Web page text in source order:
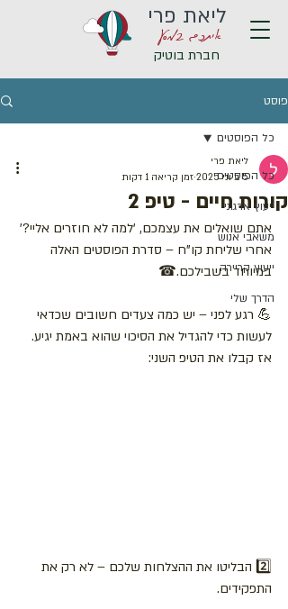
איתכם במסע
ליאת פרי
חברת בוטיק
פוסט
כל הפוסטים
ייעוץ ארגוני
משאבי אנוש
ייעוץ קריירה
הדרך שלי
כל הפוסטים
קורות חיים - טיפ 2
ליאת פרי
5 ביוני 2025
זמן קריאה 1 דקות
אתם שואלים את עצמכם, 'למה לא חוזרים אליי?'
אחרי שליחת קו"ח – סדרת הפוסטים האלה
במיוחד בשבילכם.☎
💪 רגע לפני – יש כמה צעדים חשובים שכדאי
לעשות כדי להגדיל את הסיכוי שהוא באמת יגיע.
אז קבלו את הטיפ השני:
2️⃣ הבליטו את ההצלחות שלכם – לא רק את
התפקידים.